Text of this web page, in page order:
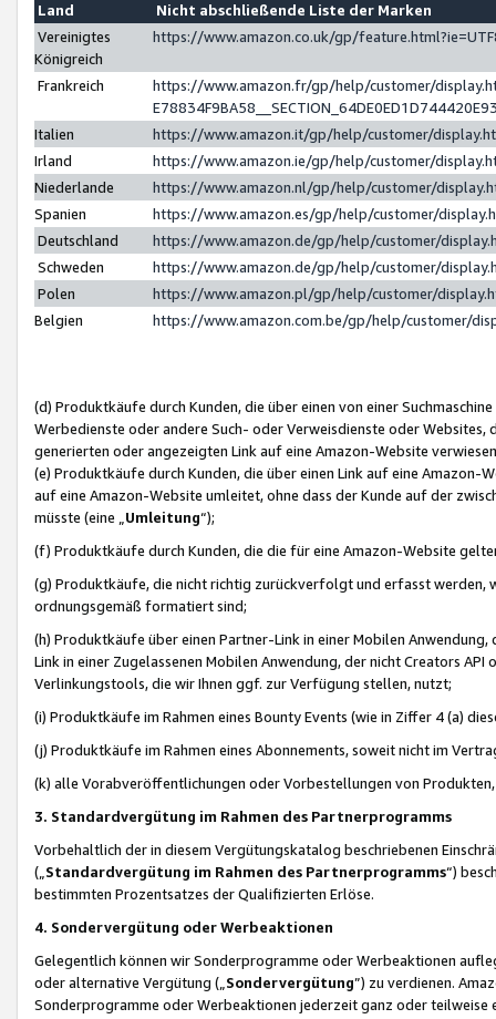
Land
Nicht abschließende Liste der Marken
Vereinigtes
Königreich
https://www.amazon.co.uk/gp/
Frankreich
https://www.amazon.fr/gp/help/customer/
Italien
https://www.amazon.it/gp/help/customer/
Irland
https://www.amazon.ie/gp/help/customer/
Niederlande
https://www.amazon.nl/gp/help/customer/
Spanien
https://www.amazon.es/gp/help/customer/
Deutschland
https://www.amazon.de/gp/help/customer/
Schweden
https://www.amazon.de/gp/help/customer/
Polen
https://www.amazon.pl/gp/help/customer/
Belgien
https://www.amazon.com.be/gp/help/customer/
(d) Produktkäufe durch Kunden, die über einen von einer
Werbedienste oder andere Such- oder Verweisdienste oder Websites,
generierten oder angezeigten Link auf eine Amazon-Website
(e) Produktkäufe durch Kunden, die über einen Link auf eine
auf eine Amazon-Website umleitet, ohne dass der Kunde auf der
müsste (eine „ Umleitung“);
(f) Produktkäufe durch Kunden, die die für eine Amazon-Website
(g) Produktkäufe, die nicht richtig zurückverfolgt und erfasst werden,
ordnungsgemäß formatiert sind;
(h) Produktkäufe über einen Partner-Link in einer Mobilen
Link in einer Zugelassenen Mobilen Anwendung, der nicht Creators
Verlinkungstools, die wir Ihnen ggf. zur Verfügung stellen, nutzt;
(i) Produktkäufe im Rahmen eines Bounty Events (wie in Ziffer 4 (a)
(j) Produktkäufe im Rahmen eines Abonnements, soweit nicht im
(k) alle Vorabveröffentlichungen oder Vorbestellungen von
3. Standardvergütung im Rahmen des Partnerprogramms
Vorbehaltlich der in diesem Vergütungskatalog beschriebenen
(„ Standardvergütung im Rahmen des Partnerprogramms“)
bestimmten Prozentsatzes der Qualifizierten Erlöse.
4. Sondervergütung oder Werbeaktionen
Gelegentlich können wir Sonderprogramme oder Werbeaktionen
oder alternative Vergütung („ Sondervergütung”) zu verdienen.
Sonderprogramme oder Werbeaktionen jederzeit ganz oder